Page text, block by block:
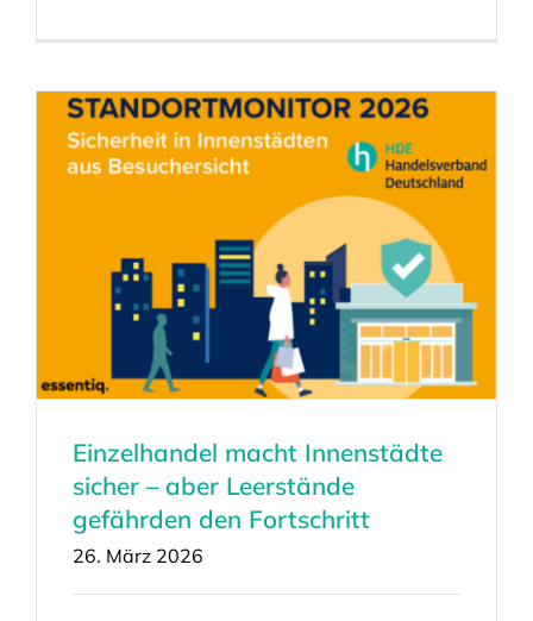
Einzelhandel macht Innenstädte
sicher – aber Leerstände
gefährden den Fortschritt
26. März 2026